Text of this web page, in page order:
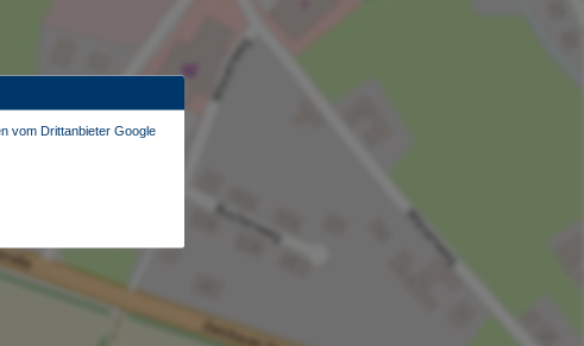
vom Drittanbieter Google